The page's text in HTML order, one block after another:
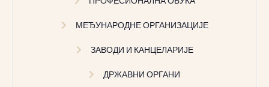
МЕЂУНАРОДНЕ ОРГАНИЗАЦИЈЕ
ЗАВОДИ И КАНЦЕЛАРИЈЕ
ДРЖАВНИ ОРГАНИ